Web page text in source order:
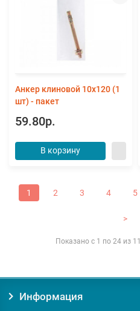
Анкер клиновой 10х120 (1
шт) - пакет
59.80р.
В корзину
1 2 3 4 5
>
Показано с 1 по 24 из
Информация